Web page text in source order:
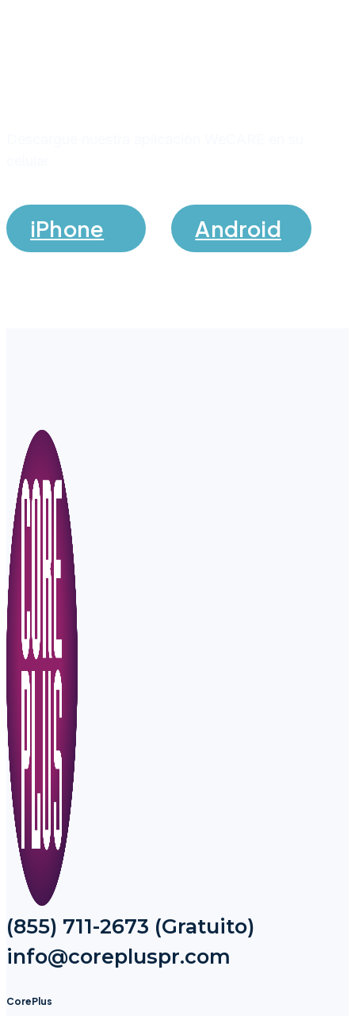
iPhone Android
(855) 711-2673 (Gratuito)
info@corepluspr.com
CorePlus